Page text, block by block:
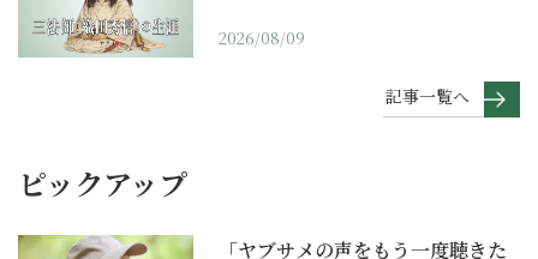
2026/08/09
記事一覧へ
ピックアップ
「ヤブサメの声をもう一度聴きた